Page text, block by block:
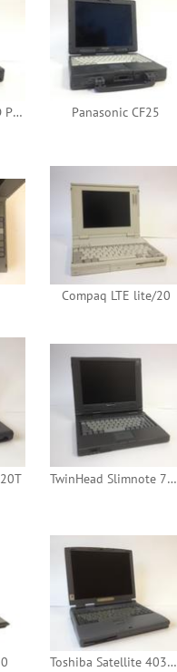
Dell latitude XPi CD P150ST Panasonic CF25
Compaq LTE lite/20
TwinHead Slimnote 713TV (Mozart)
Toshiba Satellite 4030CDT